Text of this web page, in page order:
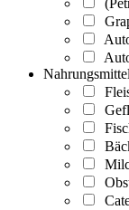
Nahrungsmittel